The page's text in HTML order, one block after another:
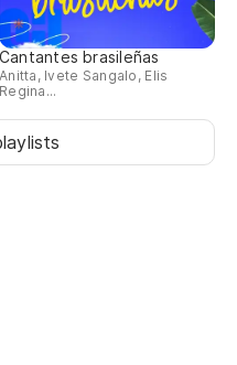
Cantantes brasileñas
Anitta, Ivete Sangalo, Elis
Regina...